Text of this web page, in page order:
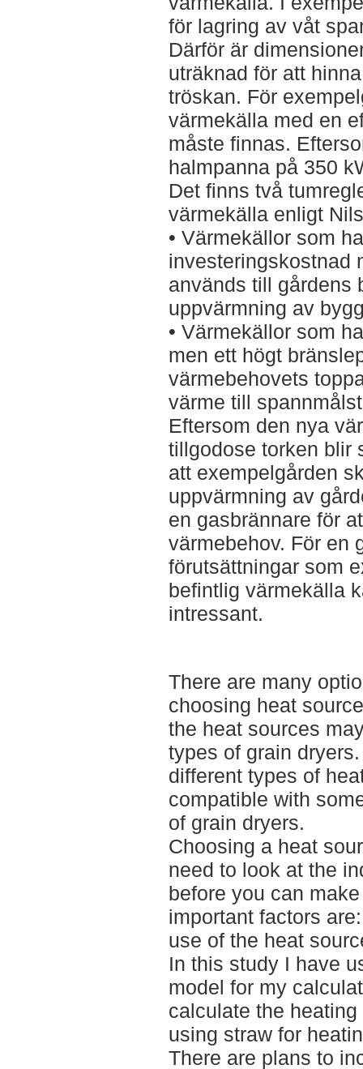
för lagring av våt
Därför är
uträknad för att
tröskan. För
värmekälla med en
måste finnas.
halmpanna på 350
Det finns två
värmekälla enligt
• Värmekällor som
investeringskostnad
används till gårdens
uppvärmning av
• Värmekällor som
men ett högt
värmebehovets
värme till
Eftersom den nya
tillgodose torken blir
att exempelgården
uppvärmning av
en gasbrännare för
värmebehov. För en
förutsättningar som
befintlig värmekälla
intressant.
There are many
choosing heat
the heat sources
types of grain
different types of
compatible with
of grain dryers.
Choosing a heat
need to look at the
before you can
important factors
use of the heat
In this study I have
model for my
calculate the
using straw for
There are plans to